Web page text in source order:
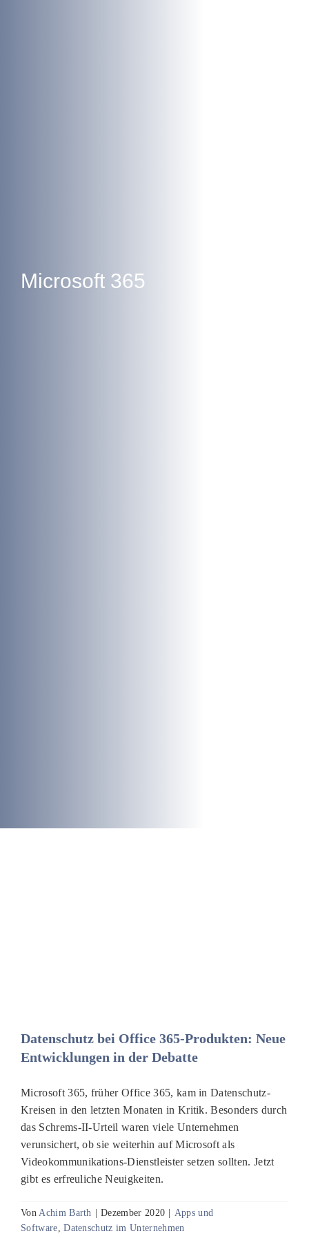
Microsoft 365
Datenschutz bei Office 365-Produkten: Neue
Entwicklungen in der Debatte
Microsoft 365, früher Office 365, kam in Datenschutz-
Kreisen in den letzten Monaten in Kritik. Besonders durch
das Schrems-II-Urteil waren viele Unternehmen
verunsichert, ob sie weiterhin auf Microsoft als
Videokommunikations-Dienstleister setzen sollten. Jetzt
gibt es erfreuliche Neuigkeiten.
Von Achim Barth | Dezember 2020 | Apps und
Software ,Datenschutz im Unternehmen